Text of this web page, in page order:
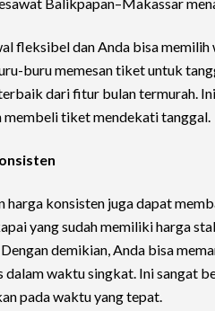
fleksibel dan Anda bisa
buru memesan tiket untuk
dari fitur bulan termurah.
tiket mendekati tanggal.
konsisten juga dapat
yang sudah memiliki harga
demikian, Anda bisa
waktu singkat. Ini sangat
pada waktu yang tepat.